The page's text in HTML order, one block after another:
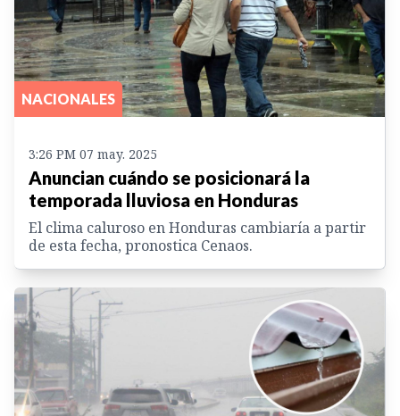
NACIONALES
3:26 PM 07 may. 2025
Anuncian cuándo se posicionará la
temporada lluviosa en Honduras
El clima caluroso en Honduras cambiaría a partir
de esta fecha, pronostica Cenaos.